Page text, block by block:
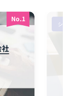
No.1
シス